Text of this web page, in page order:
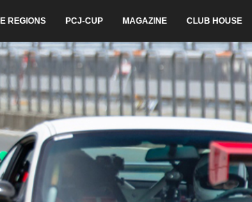
REGIONS PCJ-CUP MAGAZINE CLUB HOUSE